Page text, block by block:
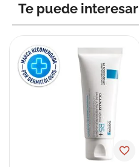
Te puede interesar